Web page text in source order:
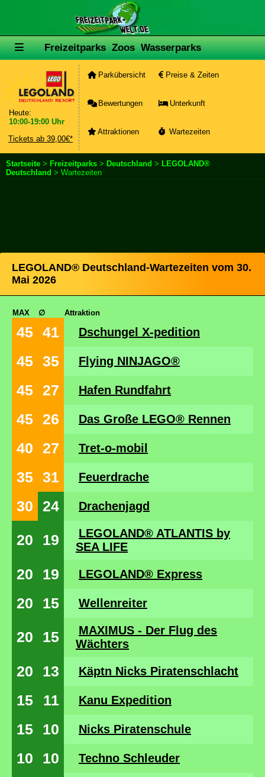
Freizeitparks Zoos Wasserparks
Heute:
10:00-19:00 Uhr
Tickets ab 39,00€*
Parkübersicht Preise & Zeiten
Bewertungen Unterkunft
Attraktionen Wartezeiten
Startseite > Freizeitparks > Deutschland > LEGOLAND®
Deutschland > Wartezeiten
LEGOLAND® Deutschland-Wartezeiten vom 30.
Mai 2026
MAX ∅ Attraktion
45 41 Dschungel X-pedition
45 35 Flying NINJAGO®
45 27 Hafen Rundfahrt
45 26 Das Große LEGO® Rennen
40 27 Tret-o-mobil
35 31 Feuerdrache
30 24 Drachenjagd
20 19
LEGOLAND® ATLANTIS by
SEA LIFE
20 19 LEGOLAND® Express
20 15 Wellenreiter
20 15
MAXIMUS - Der Flug des
Wächters
20 13 Käptn Nicks Piratenschlacht
15 11 Kanu Expedition
15 10 Nicks Piratenschule
10 10 Techno Schleuder